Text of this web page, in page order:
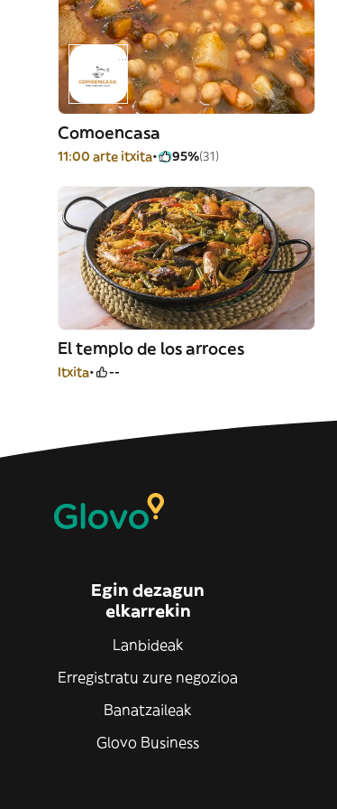
Comoencasa
11:00 arte itxita 95%(31)
El templo de los arroces
Itxita --
Egin dezagun
elkarrekin
Lanbideak
Erregistratu zure negozioa
Banatzaileak
Glovo Business